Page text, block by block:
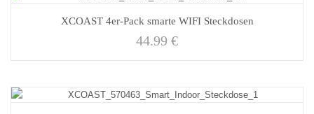
XCOAST 4er-Pack smarte WIFI Steckdosen
44.99 €